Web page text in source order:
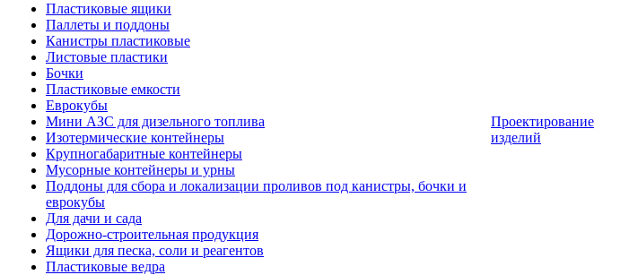
Пластиковые ящики
Паллеты и поддоны
Канистры пластиковые
Листовые пластики
Бочки
Пластиковые емкости
Еврокубы
Мини АЗС для дизельного топлива
Изотермические контейнеры
Крупногабаритные контейнеры
Мусорные контейнеры и урны
Поддоны для сбора и локализации проливов под канистры, бочки и
еврокубы
Для дачи и сада
Дорожно-строительная продукция
Ящики для песка, соли и реагентов
Пластиковые ведра
Проектирование
изделий